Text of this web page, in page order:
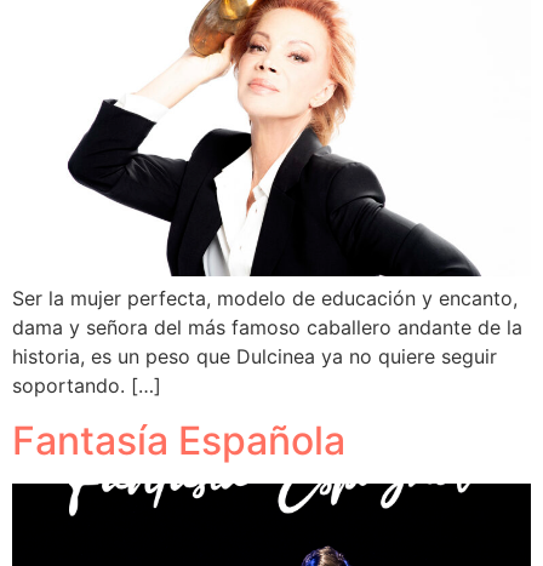
Ser la mujer perfecta, modelo de educación y encanto,
dama y señora del más famoso caballero andante de la
historia, es un peso que Dulcinea ya no quiere seguir
soportando. […]
Fantasía Española